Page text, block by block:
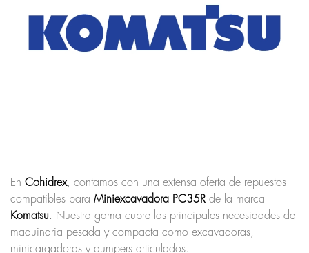
En Cohidrex, contamos con una extensa oferta de repuestos
compatibles para Miniexcavadora PC35R de la marca
Komatsu. Nuestra gama cubre las principales necesidades de
maquinaria pesada y compacta como excavadoras,
minicargadoras y dumpers articulados.